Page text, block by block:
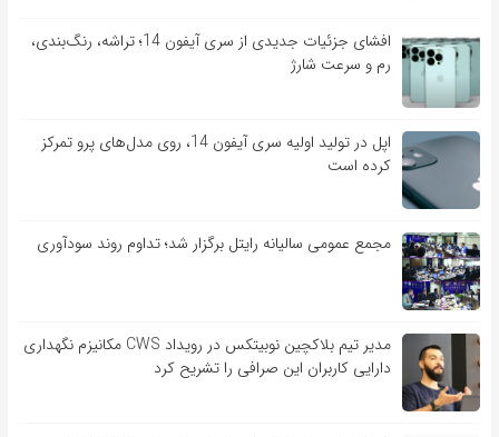
افشای جزئیات جدیدی از سری آیفون 14؛ تراشه، رنگ‌بندی،
رم و سرعت شارژ
اپل در تولید اولیه سری آیفون 14، روی مدل‌های پرو تمرکز
کرده است
مجمع عمومی سالیانه رایتل برگزار شد؛ تداوم روند سودآوری
مدیر تیم بلاکچین نوبیتکس در رویداد CWS مکانیزم نگهداری
دارایی کاربران این صرافی را تشریح کرد